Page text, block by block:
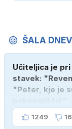
ŠALA
Učiteljica je
stavek:
"Peter, kje je
1249